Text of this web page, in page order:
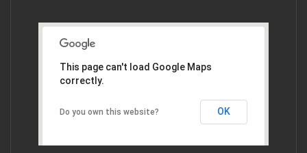
This page can't load Google Maps
correctly.
Do you own this website? OK